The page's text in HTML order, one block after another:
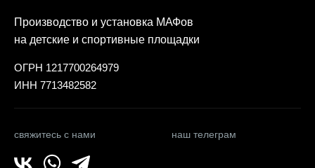
Производство и установка МАФов
на детские и спортивные площадки
ОГРН 1217700264979
ИНН 7713482582
свяжитесь с нами наш телеграм